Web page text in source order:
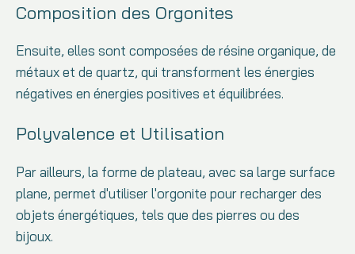
Composition des Orgonites
Ensuite, elles sont composées de résine organique, de
métaux et de quartz, qui transforment les énergies
négatives en énergies positives et équilibrées.
Polyvalence et Utilisation
Par ailleurs, la forme de plateau, avec sa large surface
plane, permet d'utiliser l'orgonite pour recharger des
objets énergétiques, tels que des pierres ou des
bijoux.